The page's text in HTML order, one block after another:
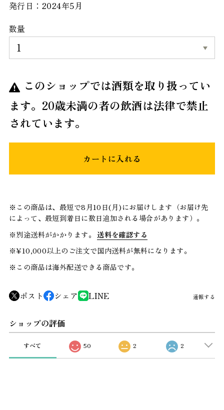
発行日：2024年5月
数量
このショップでは酒類を取り扱ってい
ます。20歳未満の者の飲酒は法律で禁止
されています。
カートに入れる
※この商品は、最短で8月10日(月)にお届けします（お届け先
によって、最短到着日に数日追加される場合があります）。
※別途送料がかかります。 送料を確認する
※¥10,000以上のご注文で国内送料が無料になります。
※この商品は海外配送できる商品です。
ポスト シェア LINE 通報する
ショップの評価
すべて 50 2 2